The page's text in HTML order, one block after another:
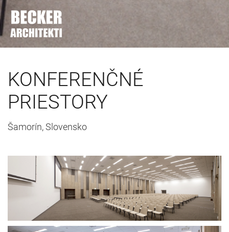
KONFERENČNÉ
PRIESTORY
Šamorín, Slovensko